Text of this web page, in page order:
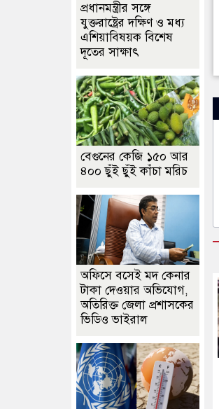
প্রধানমন্ত্রীর সঙ্গে
যুক্তরাষ্ট্রের দক্ষিণ ও মধ্য
এশিয়াবিষয়ক বিশেষ
দূতের সাক্ষাৎ
বেগুনের কেজি ১৫০ আর
৪০০ ছুঁই ছুঁই কাঁচা মরিচ
অফিসে বসেই মদ কেনার
টাকা দেওয়ার অভিযোগ,
অতিরিক্ত জেলা প্রশাসকের
ভিডিও ভাইরাল